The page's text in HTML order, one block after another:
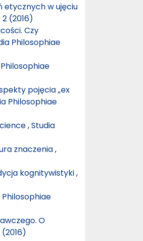
etycznych w ujęciu
(2016)
Czy
Philosophiae
pojęcia „ex
Philosophiae
,Studia
znaczenia,
kognitywistyki,
Philosophiae
O